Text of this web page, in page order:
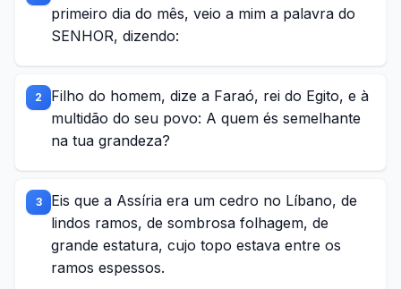
primeiro dia do mês, veio a mim a palavra do
SENHOR, dizendo:
2
Filho do homem, dize a Faraó, rei do Egito, e à
multidão do seu povo: A quem és semelhante
na tua grandeza?
3
Eis que a Assíria era um cedro no Líbano, de
lindos ramos, de sombrosa folhagem, de
grande estatura, cujo topo estava entre os
ramos espessos.